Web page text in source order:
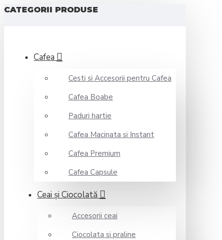
CATEGORII PRODUSE
Cafea
Cesti si Accesorii pentru Cafea
Cafea Boabe
Paduri hartie
Cafea Macinata si Instant
Cafea Premium
Cafea Capsule
Ceai şi Ciocolată
Accesorii ceai
Ciocolata si praline